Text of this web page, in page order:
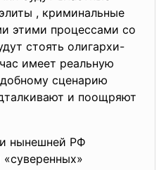
, криминальные
этими процессами со
стоять олигархи-
имеет реальную
сценарию
и поощряют
нынешней РФ